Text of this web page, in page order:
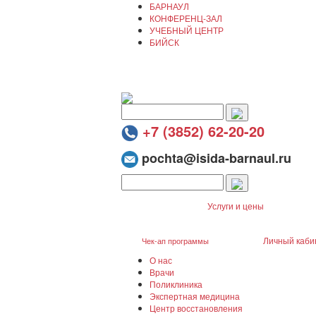
БАРНАУЛ
КОНФЕРЕНЦ-ЗАЛ
УЧЕБНЫЙ ЦЕНТР
БИЙСК
+7 (3852) 62-20-20
pochta@isida-barnaul.ru
Услуги и цены
Чек-ап программы
Личный
О нас
Врачи
Поликлиника
Экспертная медицина
Центр восстановления